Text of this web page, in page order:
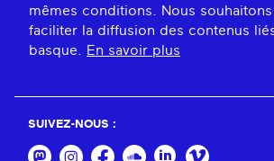
mêmes conditions. Nous
faciliter la diffusion des contenus
basque.
En savoir plus
SUIVEZ-NOUS :